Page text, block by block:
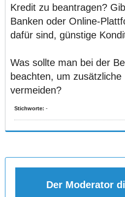
Kredit zu beantragen?
Banken oder Online-
dafür sind, günstige
Was sollte man bei der
beachten, um zusätzliche
vermeiden?
Stichworte: -
Der Moderator